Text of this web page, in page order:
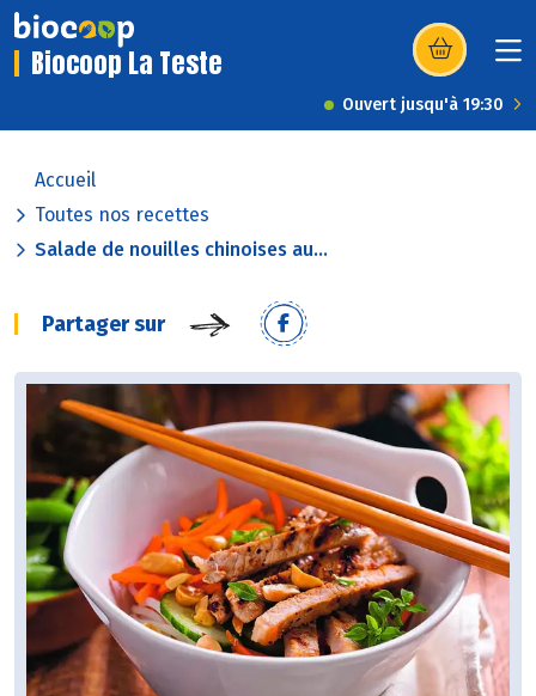
Biocoop La Teste (s’ouvre dans
Ouvert jusqu'à 19:30
Accueil
Toutes nos recettes
Salade de nouilles chinoises au...
Partager sur